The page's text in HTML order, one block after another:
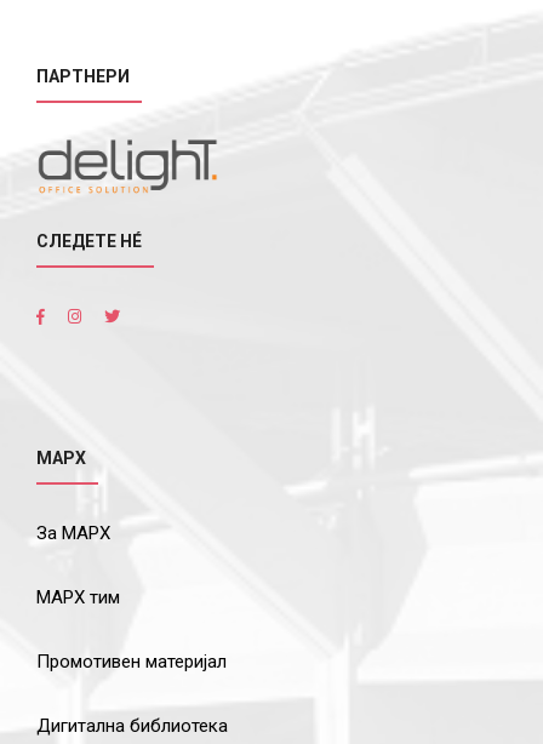
ПАРТНЕРИ
СЛЕДЕТЕ НÉ
МАРХ
За МАРХ
МАРХ тим
Промотивен материјал
Дигитална библиотека